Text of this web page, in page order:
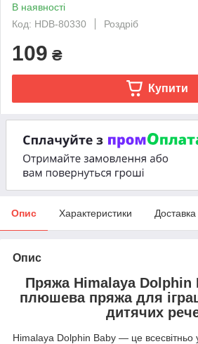
В наявності
Код: HDB-80330
Роздріб
109 ₴
Купити
Опис Характеристики Доставка
Опис
Пряжа Himalaya
плюшева пряжа для
дитячих
Himalaya Dolphin Baby — це всесвітньо